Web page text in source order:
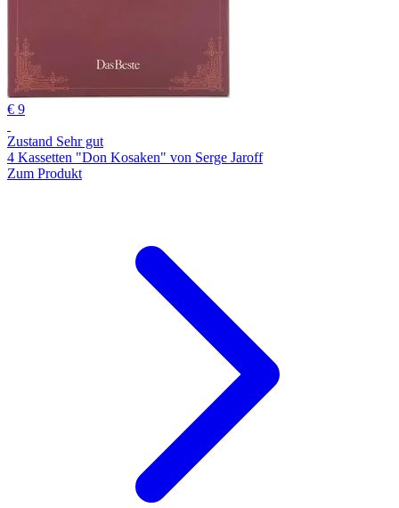
€ 9
Zustand Sehr gut
4 Kassetten "Don Kosaken" von Serge Jaroff
Zum Produkt